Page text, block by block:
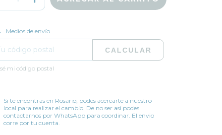
para el CP:
Medios de envío
CALCULAR
mi código postal
Si te encontras en Rosario, podes acercarte a nuestro
local para realizar el cambio. De no ser asi podes
contactarnos por WhatsApp para coordinar. El envio
corre por tu cuenta.